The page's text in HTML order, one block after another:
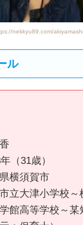
nekkyu89.com/
ル
（31歳）
横須賀市
立大津小学校～
館高等学校～某